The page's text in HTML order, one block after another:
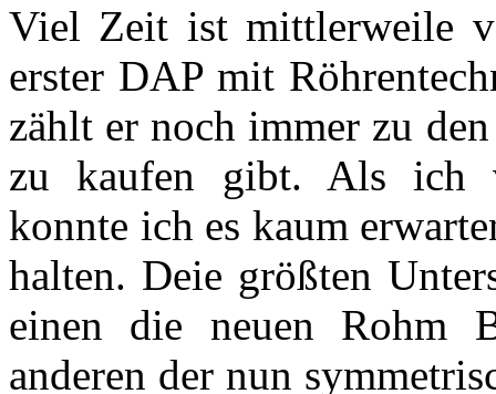
Viel Zeit ist mittlerweile
erster DAP mit
zählt er noch immer zu
zu kaufen gibt. Als ich
konnte ich es kaum
halten. Deie größten
einen die neuen Rohm
anderen der nun